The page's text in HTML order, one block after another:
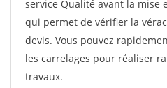
service Qualité avant la mise
qui permet de vérifier la
devis. Vous pouvez
les carrelages pour réaliser
travaux.